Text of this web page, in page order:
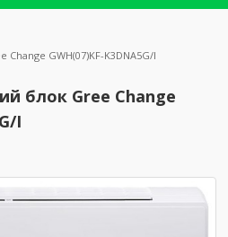
Change GWH(07)KF-K3DNA5G/I
блок Gree Change
I